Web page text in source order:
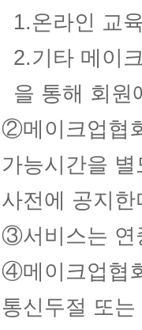
1.온라인 교
2.기타 메이
을 통해 회원
②메이크업협
가능시간을
사전에 공지한
③서비스는 연
④메이크업협
통신두절 또